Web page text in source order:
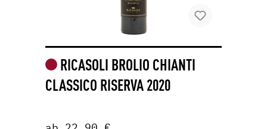
RICASOLI BROLIO CHIANTI
CLASSICO RISERVA 2020